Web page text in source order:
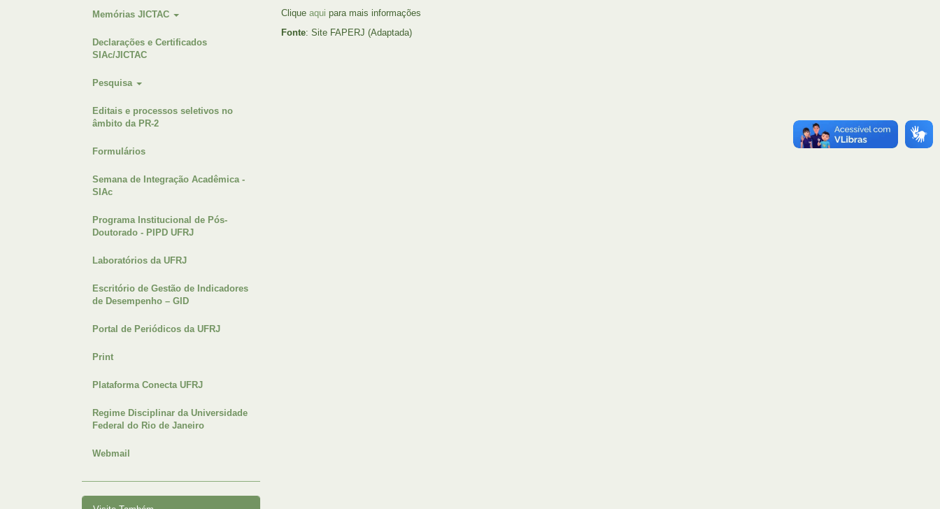
Memórias JICTAC
Declarações e Certificados
SIAc/JICTAC
Pesquisa
Editais e processos seletivos no
âmbito da PR-2
Formulários
Semana de Integração Acadêmica -
SIAc
Programa Institucional de Pós-
Doutorado - PIPD UFRJ
Laboratórios da UFRJ
Escritório de Gestão de Indicadores
de Desempenho – GID
Portal de Periódicos da UFRJ
Print
Plataforma Conecta UFRJ
Regime Disciplinar da Universidade
Federal do Rio de Janeiro
Webmail
Clique aqui para mais informações
Fonte: Site FAPERJ (Adaptada)